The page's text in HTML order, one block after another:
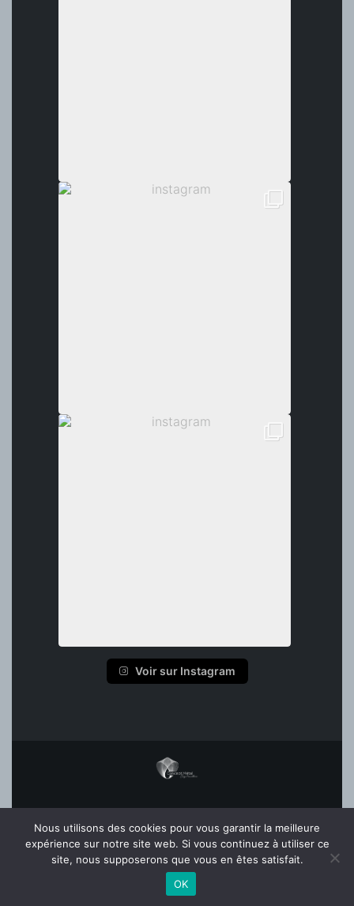
Voir sur Instagram
MENTIONS LÉGALES
FAQ
Nous utilisons des cookies pour vous garantir la meilleure
expérience sur notre site web. Si vous continuez à utiliser ce
site, nous supposerons que vous en êtes satisfait.
OK